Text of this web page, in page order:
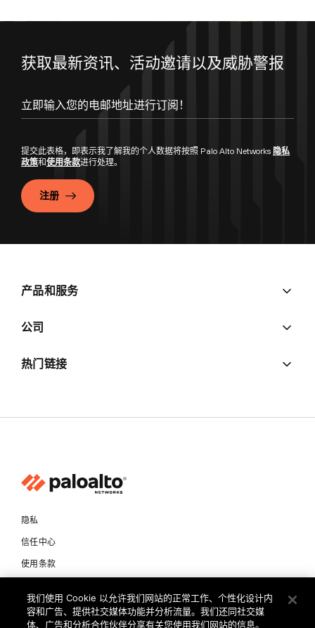
获取最新资讯、活动邀请以及威胁警报
提交此表格，即表示我了解我的个人数据将按照 Palo Alto Networks 隐私
政策和使用条款进行处理。
注册
产品和服务
公司
热门链接
隐私
信任中心
使用条款
版权所有 © 2026 Palo Alto Networks。保留所有权利
我们使用 Cookie 以允许我们网站的正常工作、个性化设计内
容和广告、提供社交媒体功能并分析流量。我们还同社交媒
体、广告和分析合作伙伴分享有关您使用我们网站的信息。